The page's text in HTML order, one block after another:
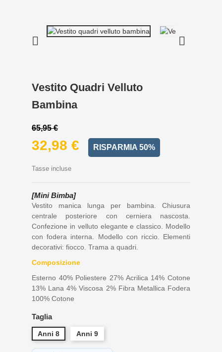
 
Vestito Quadri Velluto
Bambina
65,95 €
32,98 € RISPARMIA 50%
Tasse incluse
[Mini Bimba]
Vestito manica lunga per bambina. Chiusura
centrale posteriore con cerniera nascosta.
Confezione in velluto elegante e classico. Modello
con fodera interna. Modello con riccio. Elementi
decorativi: fiocco. Trama a quadri.
Composizione
Esterno 40% Poliestere 27% Acrilica 14% Cotone
13% Lana 4% Viscosa 2% Fibra Metallica Fodera
100% Cotone
Taglia
Anni 8 Anni 9